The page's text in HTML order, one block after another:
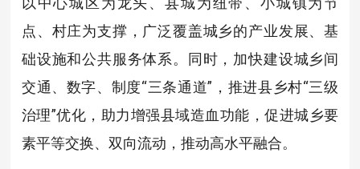
点、村庄为支撑，广泛覆盖城乡的产业发展、基
础设施和公共服务体系。同时，加快建设城乡间
交通、数字、制度“三条通道”，推进县乡村“三级
治理”优化，助力增强县域造血功能，促进城乡要
素平等交换、双向流动，推动高水平融合。